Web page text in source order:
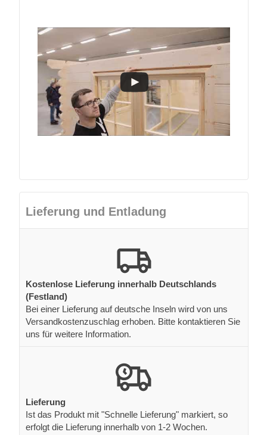
Lieferung und Entladung
Kostenlose Lieferung innerhalb Deutschlands
(Festland)
Bei einer Lieferung auf deutsche Inseln wird von uns
Versandkostenzuschlag erhoben. Bitte kontaktieren Sie
uns für weitere Information.
Lieferung
Ist das Produkt mit "Schnelle Lieferung" markiert, so
erfolgt die Lieferung innerhalb von 1-2 Wochen.